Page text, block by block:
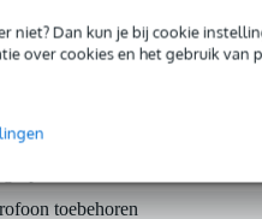
niet? Dan kun je bij cookie
over cookies en het gebruik van
toebehoren